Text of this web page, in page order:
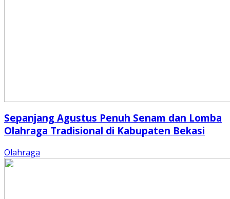
Sepanjang Agustus Penuh Senam dan Lomba
Olahraga Tradisional di Kabupaten Bekasi
Olahraga